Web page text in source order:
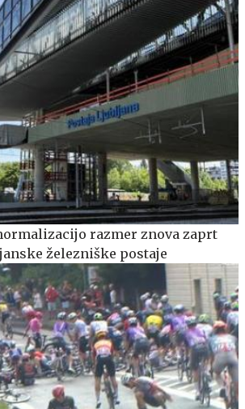
razmer znova zaprt
železniške postaje